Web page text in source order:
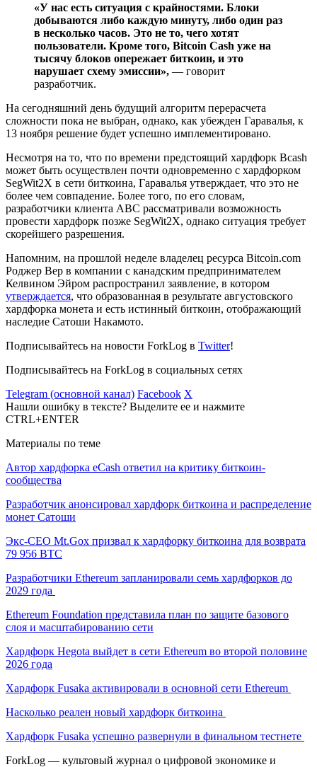
«У нас есть ситуация с крайностями. Блоки
добываются либо каждую минуту, либо один раз
в несколько часов. Это не то, чего хотят
пользователи. Кроме того, Bitcoin Cash уже на
тысячу блоков опережает биткоин, и это
нарушает схему эмиссии», — говорит
разработчик.
На сегодняшний день будущий алгоритм перерасчета
сложности пока не выбран, однако, как убежден Гаравалья, к
13 ноября решение будет успешно имплементировано.
Несмотря на то, что по времени предстоящий хардфорк Bcash
может быть осуществлен почти одновременно с хардфорком
SegWit2X в сети биткоина, Гаравалья утверждает, что это не
более чем совпадение. Более того, по его словам,
разработчики клиента ABC рассматривали возможность
провести хардфорк позже SegWit2X, однако ситуация требует
скорейшего разрешения.
Напомним, на прошлой неделе владелец ресурса Bitcoin.com
Роджер Вер в компании с канадским предпринимателем
Келвином Эйром распространил заявление, в котором
утверждается, что образованная в результате августовского
хардфорка монета и есть истинный биткоин, отображающий
наследие Сатоши Накамото.
Подписывайтесь на новости ForkLog в Twitter!
Подписывайтесь на ForkLog в социальных сетях
Telegram (основной канал) Facebook X
Нашли ошибку в тексте? Выделите ее и нажмите
CTRL+ENTER
Материалы по теме
Автор хардфорка eCash ответил на критику биткоин-
сообщества
Разработчик анонсировал хардфорк биткоина и распределение
монет Сатоши
Экс-CEO Mt.Gox призвал к хардфорку биткоина для возврата
79 956 BTC
Разработчики Ethereum запланировали семь хардфорков до
2029 года
Ethereum Foundation представила план по защите базового
слоя и масштабированию сети
Хардфорк Hegota выйдет в сети Ethereum во второй половине
2026 года
Хардфорк Fusaka активировали в основной сети Ethereum
Насколько реален новый хардфорк биткоина
Хардфорк Fusaka успешно развернули в финальном тестнете
ForkLog — культовый журнал о цифровой экономике и